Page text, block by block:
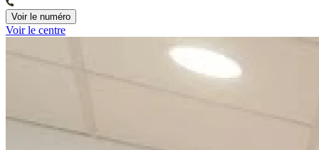
Voir le numéro
Voir le centre